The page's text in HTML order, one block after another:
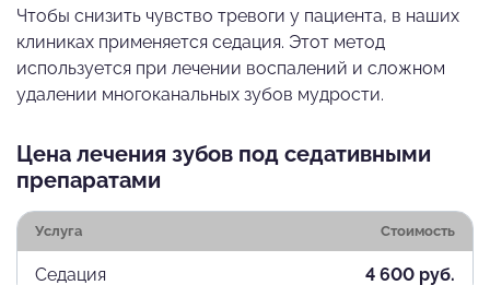
Чтобы снизить чувство тревоги у пациента, в наших
клиниках применяется седация. Этот метод
используется при лечении воспалений и сложном
удалении многоканальных зубов мудрости.
Цена лечения зубов под седативными
препаратами
Услуга Стоимость
Седация 4 600 руб.